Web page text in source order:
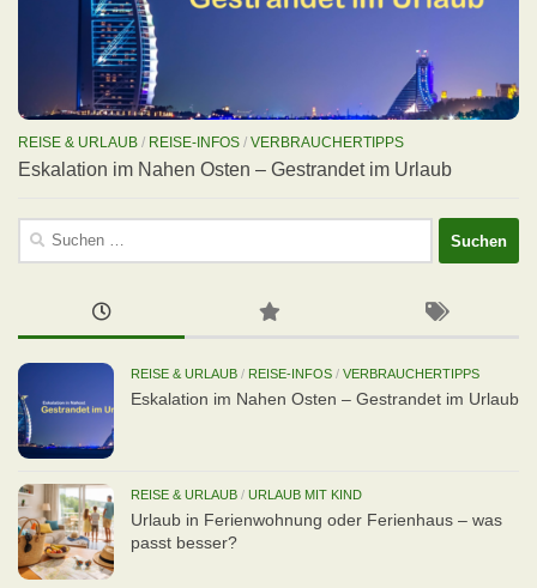
REISE & URLAUB / REISE-INFOS / VERBRAUCHERTIPPS
Eskalation im Nahen Osten – Gestrandet im Urlaub
Suchen
nach:
REISE & URLAUB / REISE-INFOS / VERBRAUCHERTIPPS
Eskalation im Nahen Osten – Gestrandet im Urlaub
REISE & URLAUB / URLAUB MIT KIND
Urlaub in Ferienwohnung oder Ferienhaus – was
passt besser?